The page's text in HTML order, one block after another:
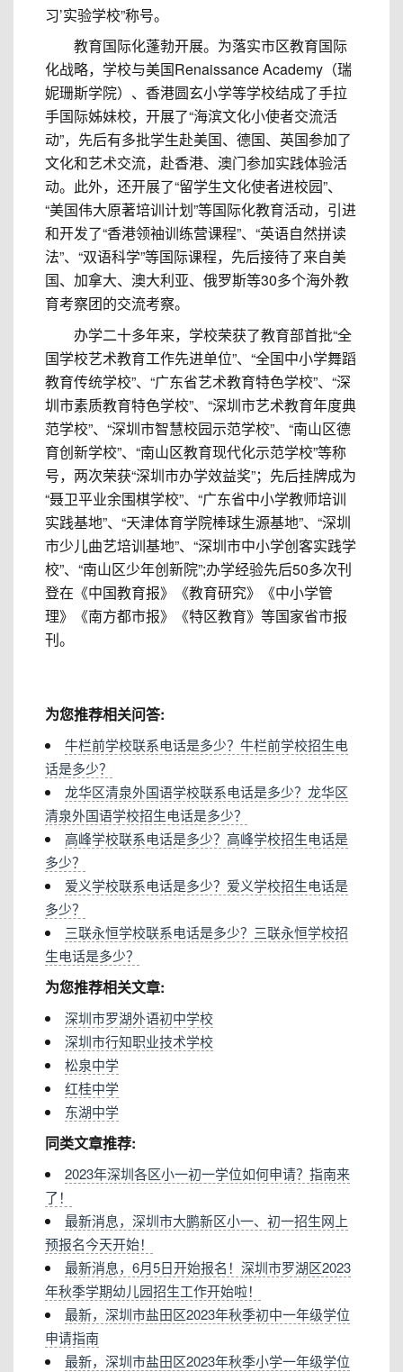
习’实验学校”称号。
教育国际化蓬勃开展。为落实市区教育国际
化战略，学校与美国Renaissance Academy（瑞
妮珊斯学院）、香港圆玄小学等学校结成了手拉
手国际姊妹校，开展了“海滨文化小使者交流活
动”，先后有多批学生赴美国、德国、英国参加了
文化和艺术交流，赴香港、澳门参加实践体验活
动。此外，还开展了“留学生文化使者进校园”、
“美国伟大原著培训计划”等国际化教育活动，引进
和开发了“香港领袖训练营课程”、“英语自然拼读
法”、“双语科学”等国际课程，先后接待了来自美
国、加拿大、澳大利亚、俄罗斯等30多个海外教
育考察团的交流考察。
办学二十多年来，学校荣获了教育部首批“全
国学校艺术教育工作先进单位”、“全国中小学舞蹈
教育传统学校”、“广东省艺术教育特色学校”、“深
圳市素质教育特色学校”、“深圳市艺术教育年度典
范学校”、“深圳市智慧校园示范学校”、“南山区德
育创新学校”、“南山区教育现代化示范学校”等称
号，两次荣获“深圳市办学效益奖”；先后挂牌成为
“聂卫平业余围棋学校”、“广东省中小学教师培训
实践基地”、“天津体育学院棒球生源基地”、“深圳
市少儿曲艺培训基地”、“深圳市中小学创客实践学
校”、“南山区少年创新院”;办学经验先后50多次刊
登在《中国教育报》《教育研究》《中小学管
理》《南方都市报》《特区教育》等国家省市报
刊。
为您推荐相关问答:
牛栏前学校联系电话是多少？牛栏前学校招生电
话是多少？
龙华区清泉外国语学校联系电话是多少？龙华区
清泉外国语学校招生电话是多少？
高峰学校联系电话是多少？高峰学校招生电话是
多少？
爱义学校联系电话是多少？爱义学校招生电话是
多少？
三联永恒学校联系电话是多少？三联永恒学校招
生电话是多少？
为您推荐相关文章:
深圳市罗湖外语初中学校
深圳市行知职业技术学校
松泉中学
红桂中学
东湖中学
同类文章推荐:
2023年深圳各区小一初一学位如何申请？指南来
了！
最新消息，深圳市大鹏新区小一、初一招生网上
预报名今天开始！
最新消息，6月5日开始报名！深圳市罗湖区2023
年秋季学期幼儿园招生工作开始啦！
最新，深圳市盐田区2023年秋季初中一年级学位
申请指南
最新，深圳市盐田区2023年秋季小学一年级学位